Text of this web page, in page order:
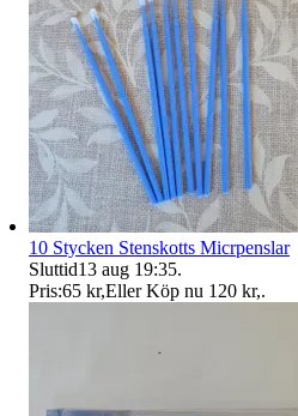
10 Stycken Stenskotts Micrpenslar
Sluttid13 aug 19:35.
Pris:65 kr,Eller Köp nu 120 kr,.